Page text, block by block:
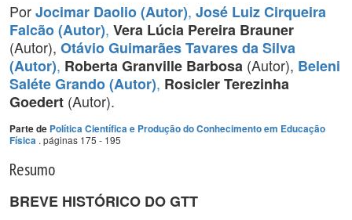
PorJocimar Daolio (Autor), José Luiz Cirqueira
Falcão (Autor), Vera Lúcia Pereira Brauner
(Autor), Otávio Guimarães Tavares da Silva
(Autor), Roberta Granville Barbosa (Autor), Beleni
Saléte Grando (Autor), Rosicler Terezinha
Goedert (Autor).
Parte de Política Científica e Produção do Conhecimento em Educação
Física . páginas 175 - 195
Resumo
BREVE HISTÓRICO DO GTT